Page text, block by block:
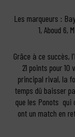
Les marqueurs :
1, Aboud 6,
Grâce à ce succès,
21 points pour
principal rival, la
temps dû baisser
que les Ponots qui
ont un match en